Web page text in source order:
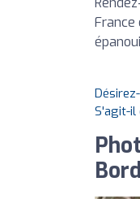
France
S'agit-il